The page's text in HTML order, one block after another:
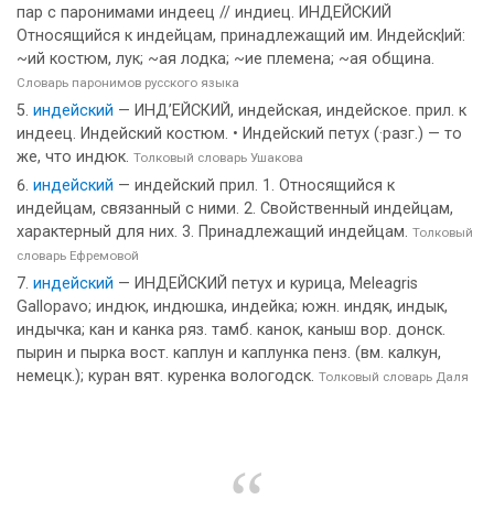
пар с паронимами индеец // индиец. ИНДЕЙСКИЙ
Относящийся к индейцам, принадлежащий им. Индейск|ий:
~ий костюм, лук; ~ая лодка; ~ие племена; ~ая община.
Словарь паронимов русского языка
индейский — ИНД’ЕЙСКИЙ, индейская, индейское. прил. к
индеец. Индейский костюм. • Индейский петух (·разг.) — то
же, что индюк. Толковый словарь Ушакова
индейский — индейский прил. 1. Относящийся к
индейцам, связанный с ними. 2. Свойственный индейцам,
характерный для них. 3. Принадлежащий индейцам. Толковый
словарь Ефремовой
индейский — ИНДЕЙСКИЙ петух и курица, Meleagris
Gallopavo; индюк, индюшка, индейка; южн. индяк, индык,
индычка; кан и канка ряз. тамб. канок, каныш вор. донск.
пырин и пырка вост. каплун и каплунка пенз. (вм. калкун,
немецк.); куран вят. куренка вологодск. Толковый словарь Даля